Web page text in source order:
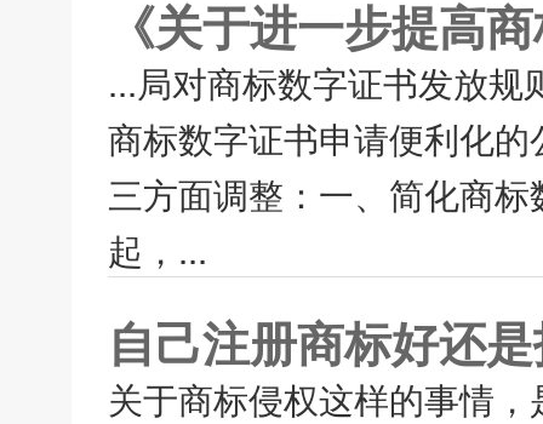
《关于进一步提高
...局对商标数字证书发放
商标数字证书申请便利化
三方面调整：一、简化商
起，...
自己注册商标好还
关于商标侵权这样的事情